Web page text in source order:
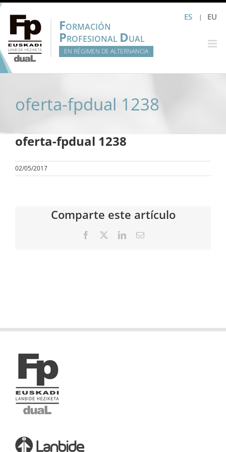
Saltar
contenido
ES EU
FORMACIÓN
PROFESIONAL DUAL
EN RÉGIMEN DE ALTERNANCIA
oferta-fpdual 1238
oferta-fpdual 1238
02/05/2017
Comparte este artículo
Facebook LinkedInCorreo